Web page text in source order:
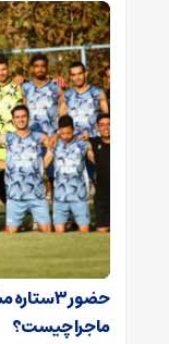
حضور ۳
ماجرا چیست؟